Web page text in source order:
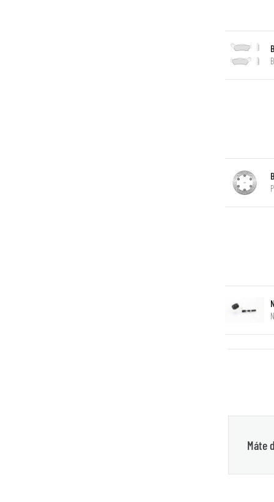
Máte